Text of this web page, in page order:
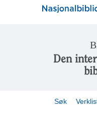
Den
Søk